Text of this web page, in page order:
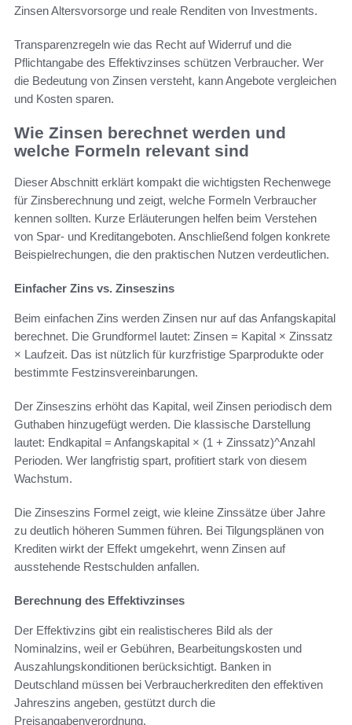
Zinsen Altersvorsorge und reale Renditen von Investments.
Transparenzregeln wie das Recht auf Widerruf und die
Pflichtangabe des Effektivzinses schützen Verbraucher. Wer
die Bedeutung von Zinsen versteht, kann Angebote vergleichen
und Kosten sparen.
Wie Zinsen berechnet werden und
welche Formeln relevant sind
Dieser Abschnitt erklärt kompakt die wichtigsten Rechenwege
für Zinsberechnung und zeigt, welche Formeln Verbraucher
kennen sollten. Kurze Erläuterungen helfen beim Verstehen
von Spar- und Kreditangeboten. Anschließend folgen konkrete
Beispielrechungen, die den praktischen Nutzen verdeutlichen.
Einfacher Zins vs. Zinseszins
Beim einfachen Zins werden Zinsen nur auf das Anfangskapital
berechnet. Die Grundformel lautet: Zinsen = Kapital × Zinssatz
× Laufzeit. Das ist nützlich für kurzfristige Sparprodukte oder
bestimmte Festzinsvereinbarungen.
Der Zinseszins erhöht das Kapital, weil Zinsen periodisch dem
Guthaben hinzugefügt werden. Die klassische Darstellung
lautet: Endkapital = Anfangskapital × (1 + Zinssatz)^Anzahl
Perioden. Wer langfristig spart, profitiert stark von diesem
Wachstum.
Die Zinseszins Formel zeigt, wie kleine Zinssätze über Jahre
zu deutlich höheren Summen führen. Bei Tilgungsplänen von
Krediten wirkt der Effekt umgekehrt, wenn Zinsen auf
ausstehende Restschulden anfallen.
Berechnung des Effektivzinses
Der Effektivzins gibt ein realistischeres Bild als der
Nominalzins, weil er Gebühren, Bearbeitungskosten und
Auszahlungskonditionen berücksichtigt. Banken in
Deutschland müssen bei Verbraucherkrediten den effektiven
Jahreszins angeben, gestützt durch die
Preisangabenverordnung.